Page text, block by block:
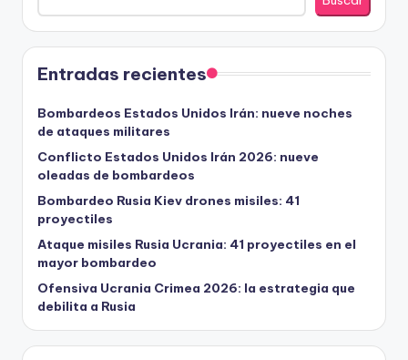
Entradas recientes
Bombardeos Estados Unidos Irán: nueve noches
de ataques militares
Conflicto Estados Unidos Irán 2026: nueve
oleadas de bombardeos
Bombardeo Rusia Kiev drones misiles: 41
proyectiles
Ataque misiles Rusia Ucrania: 41 proyectiles en el
mayor bombardeo
Ofensiva Ucrania Crimea 2026: la estrategia que
debilita a Rusia